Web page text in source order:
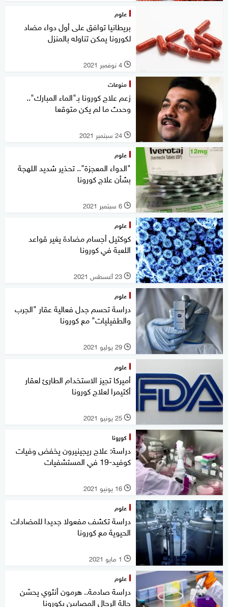
علوم
بريطانيا توافق على أول دواء مضاد
لكورونا يمكن تناوله بالمنزل
l 4 نوفمبر 2021
منوعات
زعم علاج كورونا بـ"الماء المبارك"..
وحدث ما لم يكن متوقعا
l 24 سبتمبر 2021
علوم
"الدواء المعجزة".. تحذير شديد اللهجة
بشأن علاج كورونا
l 6 سبتمبر 2021
علوم
كوكتيل أجسام مضادة يغير قواعد
اللعبة في كورونا
l 23 أغسطس 2021
علوم
دراسة تحسم جدل فعالية عقار "الجرب
والطفيليات" مع كورونا
l 29 يوليو 2021
علوم
أميركا تجيز الاستخدام الطارئ لعقار
أكتيمرا لعلاج كورونا
l 25 يونيو 2021
كورونا
دراسة: علاج ريجينيرون يخفض وفيات
كوفيد-19 في المستشفيات
l 16 يونيو 2021
علوم
دراسة تكشف مفعولا جديدا للمضادات
الحيوية مع كورونا
l 1 مايو 2021
علوم
دراسة صادمة.. هرمون أنثوي يحسّن
حالة الرجال المصابين بكورونا